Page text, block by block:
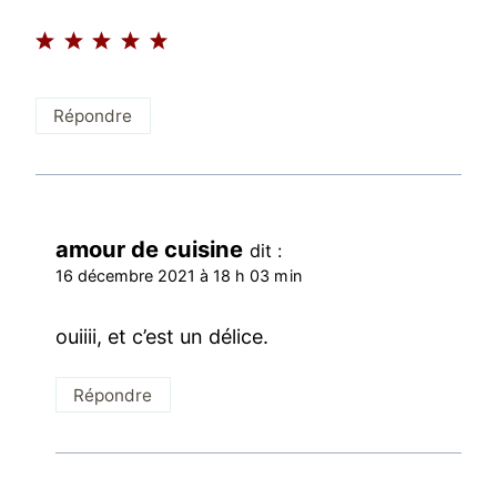
Répondre
amour de cuisine dit :
16 décembre 2021 à 18 h 03 min
ouiiii, et c’est un délice.
Répondre